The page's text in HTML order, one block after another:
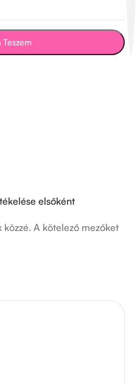
Teszem
elsőként
A kötelező mezőket